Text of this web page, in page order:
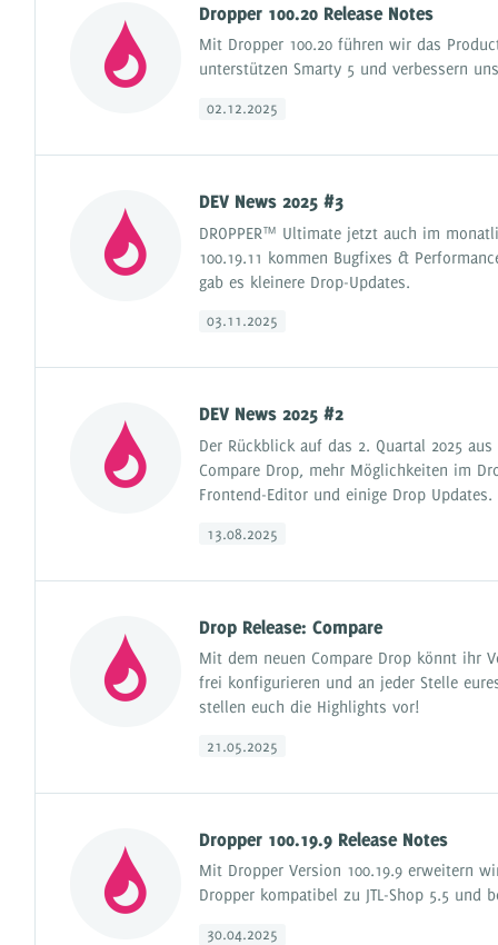
Dropper 100.20 Release Notes
Mit Dropper 100.20 führen wir das
unterstützen Smarty 5 und verbessern
02.12.2025
DEV News 2025 #3
DROPPER™ Ultimate jetzt auch im
100.19.11 kommen Bugfixes &
gab es kleinere Drop-Updates.
03.11.2025
DEV News 2025 #2
Der Rückblick auf das 2. Quartal 2025
Compare Drop, mehr Möglichkeiten im
Frontend-Editor und einige Drop Updates.
13.08.2025
Drop Release: Compare
Mit dem neuen Compare Drop könnt ihr
frei konfigurieren und an jeder Stelle
stellen euch die Highlights vor!
21.05.2025
Dropper 100.19.9 Release Notes
Mit Dropper Version 100.19.9 erweitern
Dropper kompatibel zu JTL-Shop 5.5 und
30.04.2025